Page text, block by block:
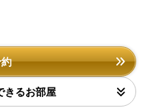
きるお部屋